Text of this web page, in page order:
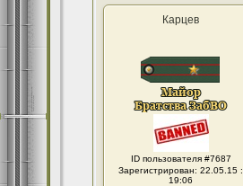
Карцев
ID пользователя #7687
Зарегистрирован: 22.05.15 :
19:06